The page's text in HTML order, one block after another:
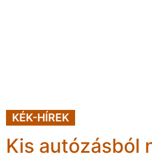
KÉK-HÍREK
Kis autózásból